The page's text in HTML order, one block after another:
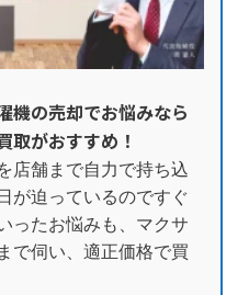
機の売却でお悩みなら
取がおすすめ！
店舗まで自力で持ち込
が迫っているのですぐ
ったお悩みも、マクサ
で伺い、適正価格で買